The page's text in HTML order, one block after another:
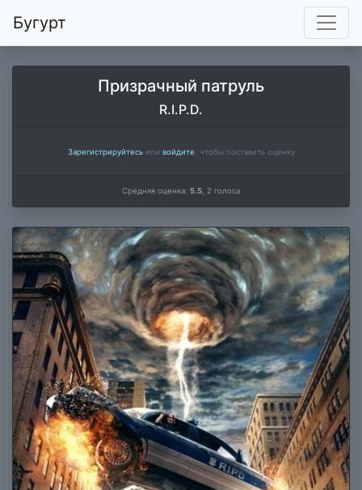
Бугурт
Призрачный патруль
R.I.P.D.
Зарегистрируйтесьили войдите , чтобы поставить оценку
Средняя оценка: 5.5 2 голоса